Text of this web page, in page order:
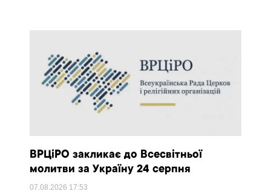
ВРЦіРО закликає до Всесвітньої
молитви за Україну 24 серпня
07.08.2026 17:53